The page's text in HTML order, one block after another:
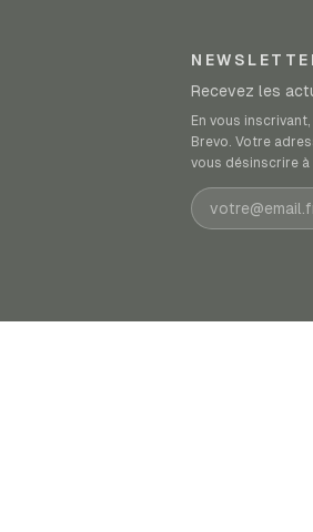
Recevez les
En vous
Brevo. Votre
vous désinscrire
Adresse e-